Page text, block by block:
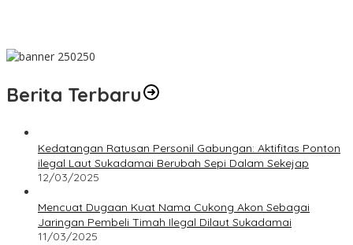
Berita Terbaru
Kedatangan Ratusan Personil Gabungan: Aktifitas Ponton
ilegal Laut Sukadamai Berubah Sepi Dalam Sekejap
12/03/2025
Mencuat Dugaan Kuat Nama Cukong Akon Sebagai
Jaringan Pembeli Timah Ilegal Dilaut Sukadamai
11/03/2025